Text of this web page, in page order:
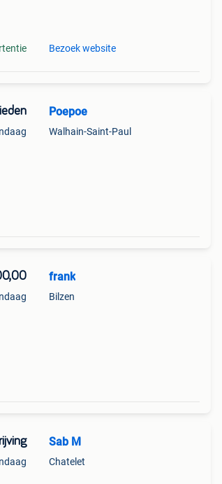
Bezoek website
Poepoe
Walhain-Saint-Paul
frank
Bilzen
Sab M
Chatelet